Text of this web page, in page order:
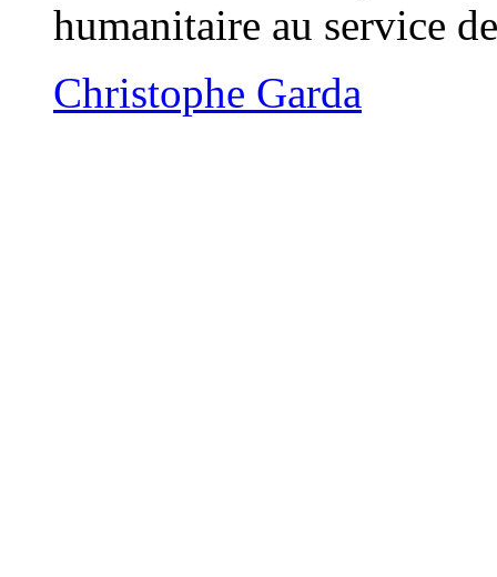
humanitaire au service
Christophe Garda